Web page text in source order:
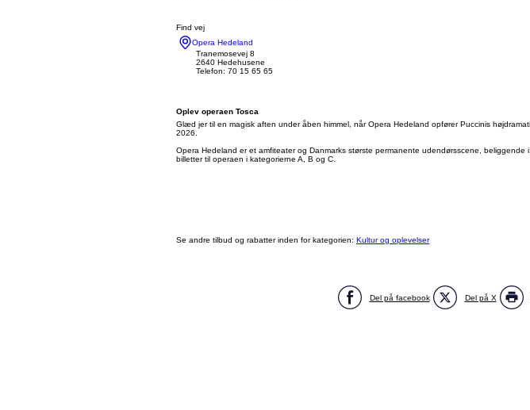
Find vej
Opera Hedeland
Tranemosevej 8
2640 Hedehusene
Telefon: 70 15 65 65
Oplev operaen Tosca
Glæd jer til en magisk aften under åben himmel, når Opera Hedeland opfører Puccinis
2026.
Opera Hedeland er et amfiteater og Danmarks største permanente udendørsscene,
billetter til operaen i kategorierne A, B og C.
Se andre tilbud og rabatter inden for kategorien: Kultur og oplevelser
Del på facebook Del på X